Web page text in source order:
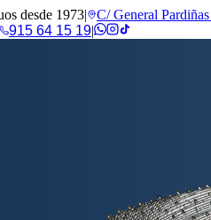
desde 1973|
C/ General
915 64 15 19|